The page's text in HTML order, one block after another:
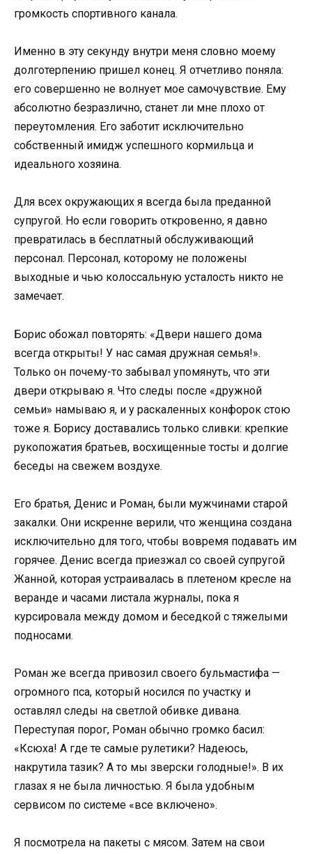
громкость спортивного канала.
Именно в эту секунду внутри меня словно моему
долготерпению пришел конец. Я отчетливо поняла:
его совершенно не волнует мое самочувствие. Ему
абсолютно безразлично, станет ли мне плохо от
переутомления. Его заботит исключительно
собственный имидж успешного кормильца и
идеального хозяина.
Для всех окружающих я всегда была преданной
супругой. Но если говорить откровенно, я давно
превратилась в бесплатный обслуживающий
персонал. Персонал, которому не положены
выходные и чью колоссальную усталость никто не
замечает.
Борис обожал повторять: «Двери нашего дома
всегда открыты! У нас самая дружная семья!».
Только он почему-то забывал упомянуть, что эти
двери открываю я. Что следы после «дружной
семьи» намываю я, и у раскаленных конфорок стою
тоже я. Борису доставались только сливки: крепкие
рукопожатия братьев, восхищенные тосты и долгие
беседы на свежем воздухе.
Его братья, Денис и Роман, были мужчинами старой
закалки. Они искренне верили, что женщина создана
исключительно для того, чтобы вовремя подавать им
горячее. Денис всегда приезжал со своей супругой
Жанной, которая устраивалась в плетеном кресле на
веранде и часами листала журналы, пока я
курсировала между домом и беседкой с тяжелыми
подносами.
Роман же всегда привозил своего бульмастифа —
огромного пса, который носился по участку и
оставлял следы на светлой обивке дивана.
Переступая порог, Роман обычно громко басил:
«Ксюха! А где те самые рулетики? Надеюсь,
накрутила тазик? А то мы зверски голодные!». В их
глазах я не была личностью. Я была удобным
сервисом по системе «все включено».
Я посмотрела на пакеты с мясом. Затем на свои